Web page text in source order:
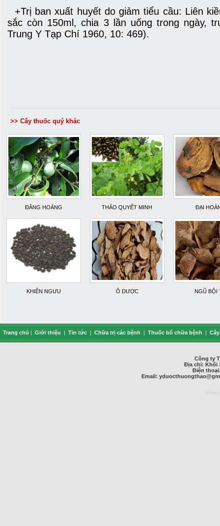
+Trị ban xuất huyết do giảm tiểu cầu: Liên
sắc còn 150ml, chia 3 lần uống trong ngày,
Trung Y Tạp Chí 1960, 10: 469).
>> Cây thuốc quý khác
ĐẰNG HOÀNG THẢO QUYẾT MINH ĐẠI
KHIÊN NGƯU Ô DƯỢC NGŨ BỘI
Trang chủ | Giới thiệu | Tin tức | Chữa trị các bệnh | Thuốc bổ chữa bệnh |
Công ty
Địa chỉ: Khối
Điện thoại:
Email: